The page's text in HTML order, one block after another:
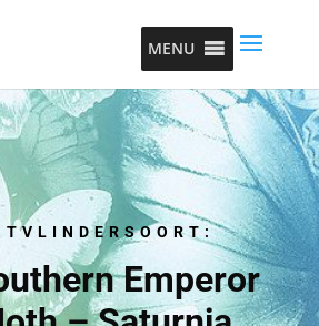
MENU
Emperor